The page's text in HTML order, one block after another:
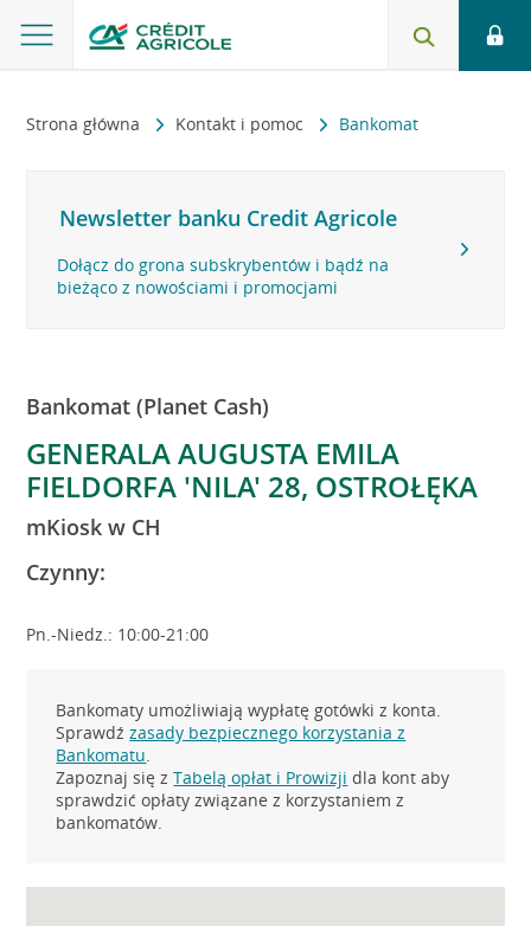
Strona główna Kontakt i pomoc Bankomat
Newsletter banku Credit Agricole
Dołącz do grona subskrybentów i bądź na
bieżąco z nowościami i promocjami
Bankomat (Planet Cash)
GENERALA AUGUSTA EMILA
FIELDORFA 'NILA' 28, OSTROŁĘKA
mKiosk w CH
Czynny:
Pn.-Niedz.: 10:00-21:00
Bankomaty umożliwiają wypłatę gotówki z konta.
Sprawdźzasady bezpiecznego korzystania z
Bankomatu.
Zapoznaj się zTabelą opłat i Prowizji dla kont aby
sprawdzić opłaty związane z korzystaniem z
bankomatów.